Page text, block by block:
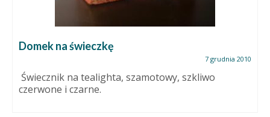
Domek na świeczkę
7 grudnia 2010
Świecznik na tealighta, szamotowy, szkliwo
czerwone i czarne.